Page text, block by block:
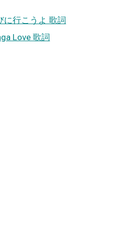
に行こうよ 歌詞
Love 歌詞